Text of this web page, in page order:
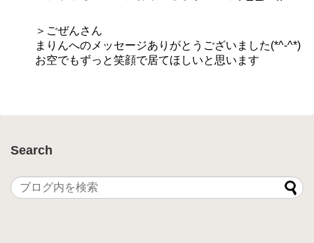
＞ごぜんさん
まりんへのメッセージありがとうございました(*^-^*)
お空でもずっと笑顔で居てほしいと思います
Search